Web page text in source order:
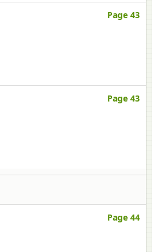
Page 43
Page 43
Page 44